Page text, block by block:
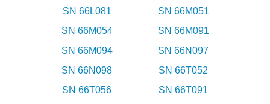
SN 66L081
SN 66M051
SN 66M054
SN 66M091
SN 66M094
SN 66N097
SN 66N098
SN 66T052
SN 66T056
SN 66T091